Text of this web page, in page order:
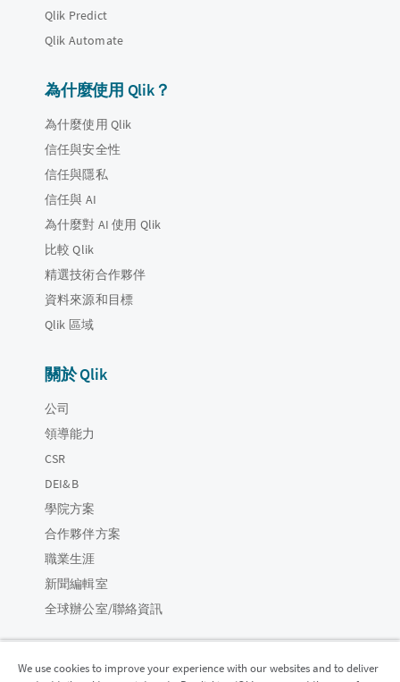
Qlik Predict
Qlik Automate
為什麼使用 Qlik？
為什麼使用 Qlik
信任與安全性
信任與隱私
信任與 AI
為什麼對 AI 使用 Qlik
比較 Qlik
精選技術合作夥伴
資料來源和目標
Qlik 區域
關於 Qlik
公司
領導能力
CSR
DEI&B
學院方案
合作夥伴方案
職業生涯
新聞編輯室
全球辦公室/聯絡資訊
We use cookies to improve your experience with our websites and to deliver